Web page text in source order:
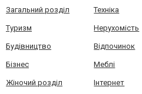
Загальний розділ Техніка
Туризм Нерухомість
Будівництво Відпочинок
Бізнес Меблі
Жіночий розділ Інтернет